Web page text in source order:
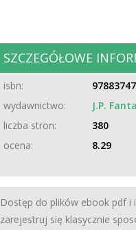
SZCZEGÓŁOWE
isbn:
wydawnictwo:
J.P.
liczba stron:
380
ocena:
8.29
Dostęp do plików ebook pdf i
zarejestruj się klasycznie